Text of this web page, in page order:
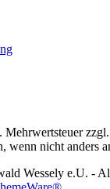
Mehrwertsteuer zzgl.
wenn nicht anders
Wessely e.U. -